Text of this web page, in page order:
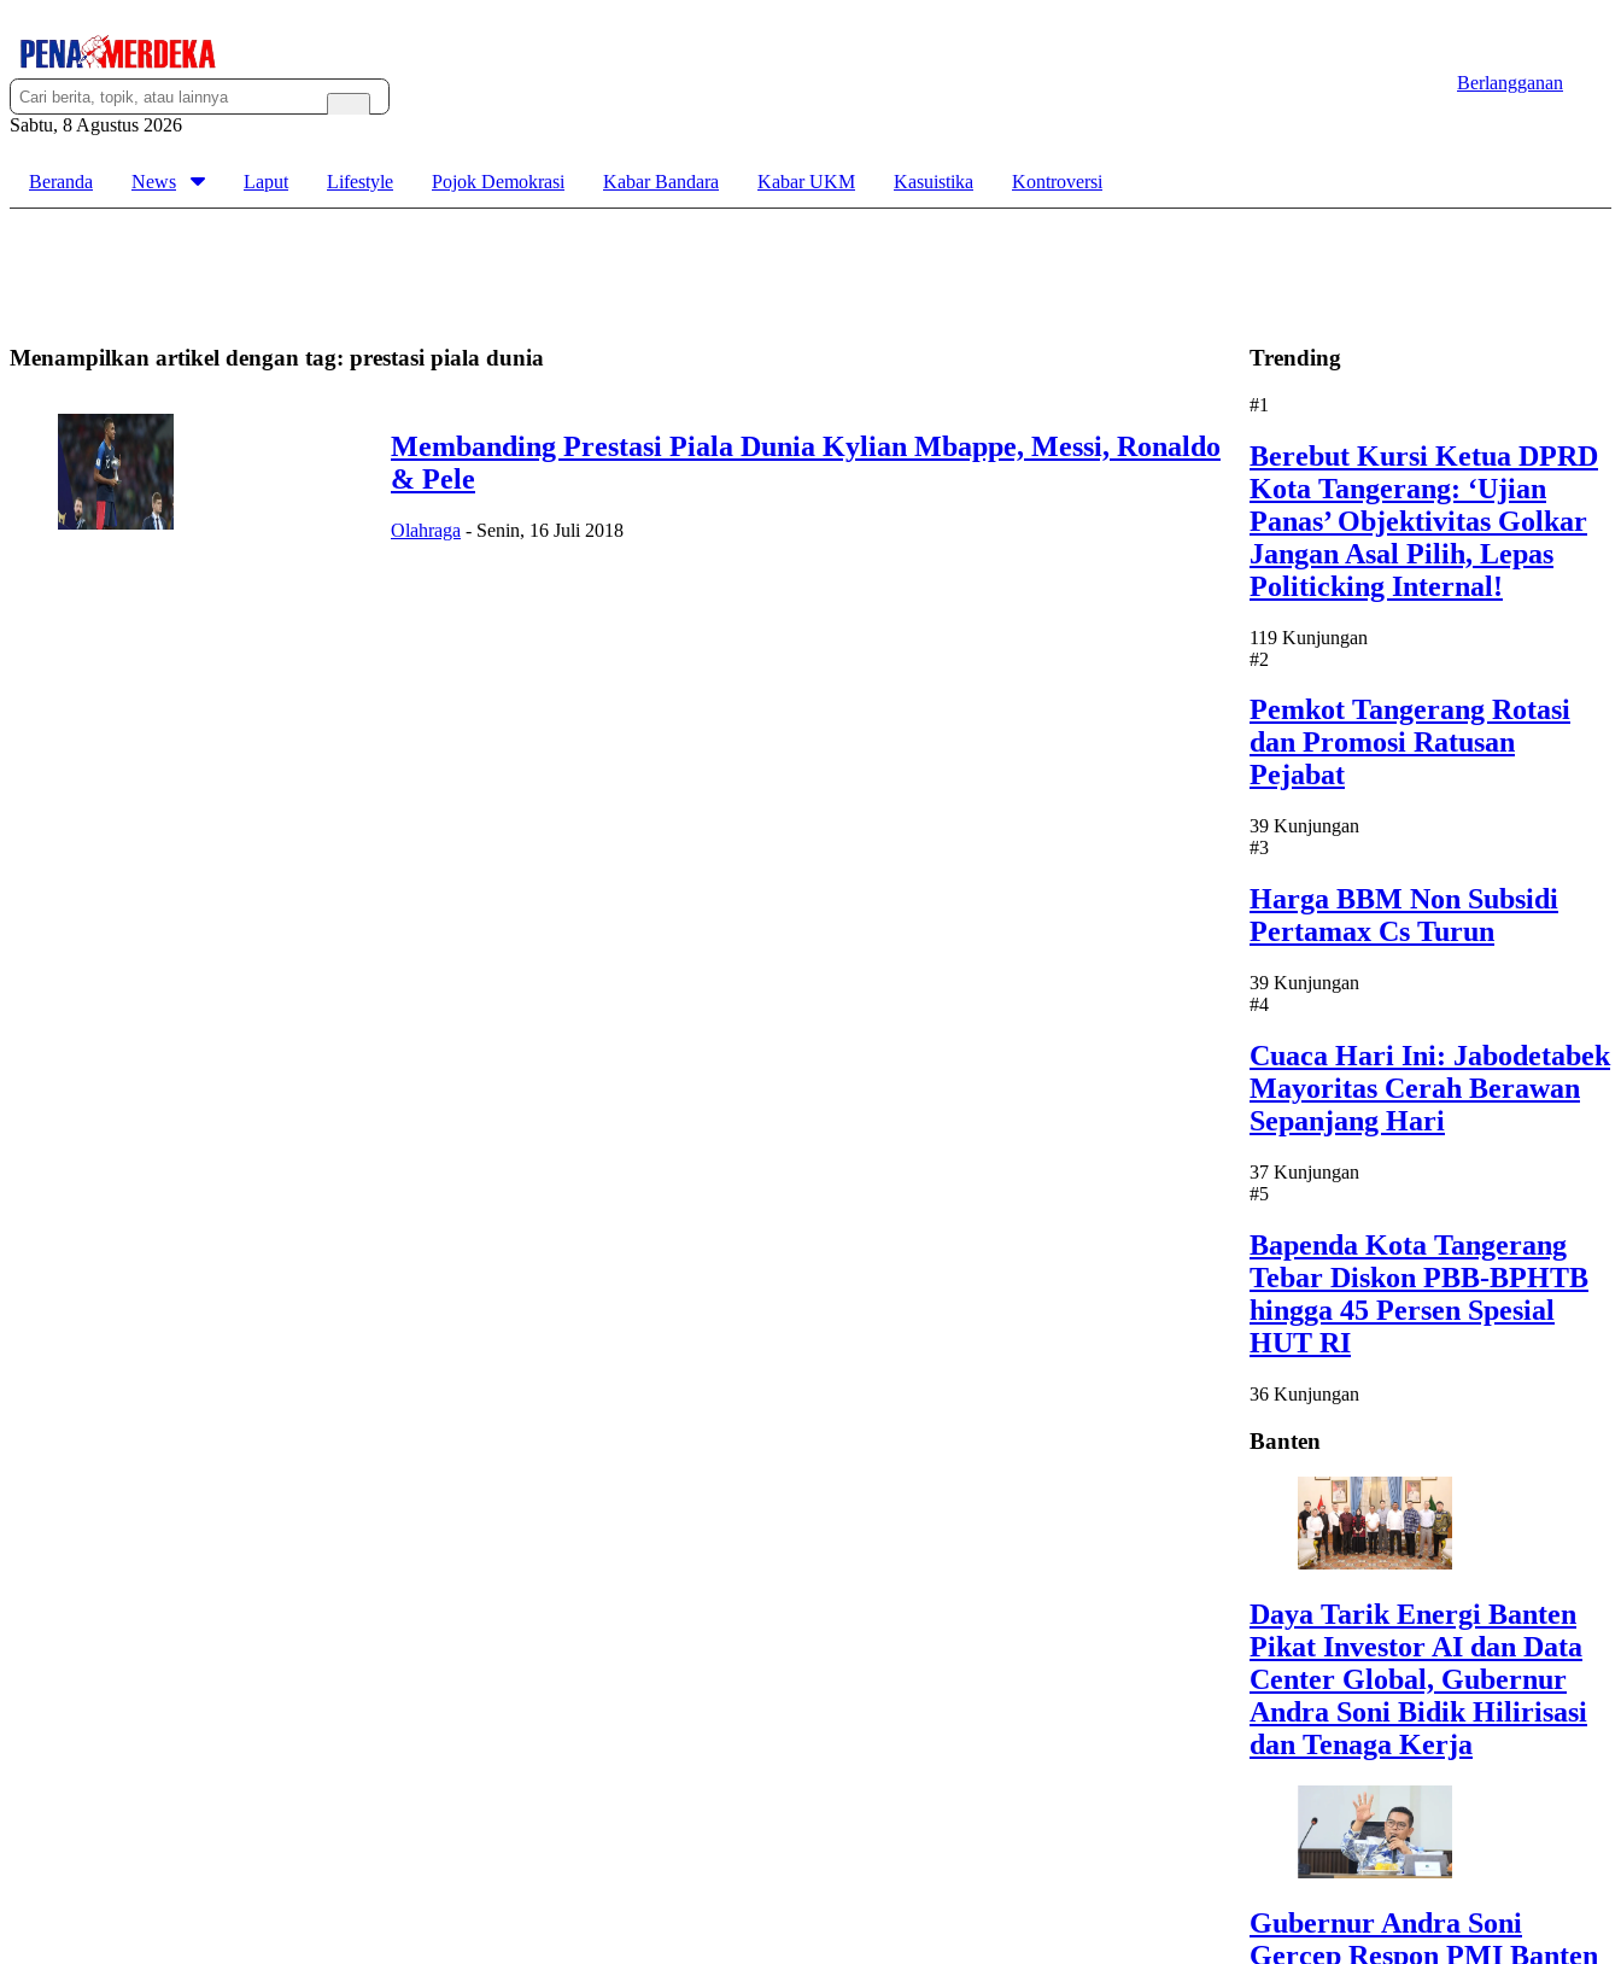
Sabtu, 8 Agustus 2026
Berlangganan
Beranda News Laput Lifestyle Pojok Demokrasi Kabar Bandara Kabar UKM Kasuistika Kontroversi
Menampilkan artikel dengan tag: prestasi piala dunia
Membanding Prestasi Piala Dunia Kylian Mbappe, Messi, Ronaldo
& Pele
Olahraga - Senin, 16 Juli 2018
Trending
#1
Berebut Kursi Ketua DPRD
Kota Tangerang: ‘Ujian
Panas’ Objektivitas Golkar
Jangan Asal Pilih, Lepas
Politicking Internal!
119 Kunjungan
#2
Pemkot Tangerang Rotasi
dan Promosi Ratusan
Pejabat
39 Kunjungan
#3
Harga BBM Non Subsidi
Pertamax Cs Turun
39 Kunjungan
#4
Cuaca Hari Ini: Jabodetabek
Mayoritas Cerah Berawan
Sepanjang Hari
37 Kunjungan
#5
Bapenda Kota Tangerang
Tebar Diskon PBB-BPHTB
hingga 45 Persen Spesial
HUT RI
36 Kunjungan
Banten
Daya Tarik Energi Banten
Pikat Investor AI dan Data
Center Global, Gubernur
Andra Soni Bidik Hilirisasi
dan Tenaga Kerja
Gubernur Andra Soni
Gercep Respon PMI Banten